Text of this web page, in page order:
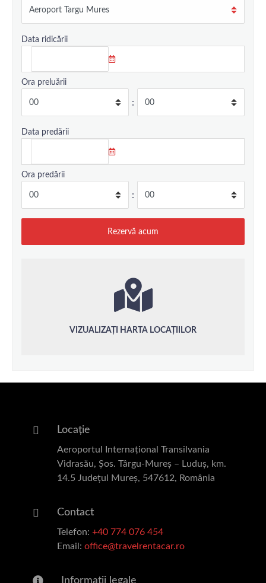
Data ridicării
Ora preluării
:
Data predării
Ora predării
:
VIZUALIZAȚI HARTA LOCAȚIILOR
Locație
Aeroportul Internațional Transilvania
Vidrasău, Șos. Târgu-Mureș – Luduș, km.
14.5 Județul Mureș, 547612, România
Contact
Telefon: +40 774 076 454
Email: office@travelrentacar.ro
Informații legale